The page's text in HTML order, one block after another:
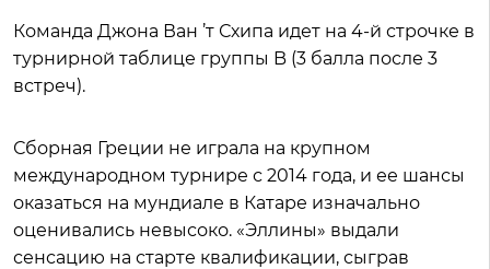
Команда Джона Ван ’т Схипа идет на 4-й строчке в
турнирной таблице группы B (3 балла после 3
встреч).
Сборная Греции не играла на крупном
международном турнире с 2014 года, и ее шансы
оказаться на мундиале в Катаре изначально
оценивались невысоко. «Эллины» выдали
сенсацию на старте квалификации, сыграв